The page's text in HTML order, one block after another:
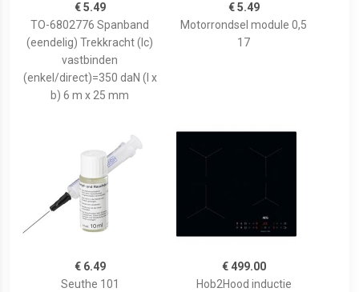
€ 5.49
TO-6802776 Spanband
(eendelig) Trekkracht (lc)
vastbinden
(enkel/direct)=350 daN (l x
b) 6 m x 25 mm
€ 5.49
Motorrondsel module 0,5
17
€ 6.49
Seuthe 101
€ 499.00
Hob2Hood inductie